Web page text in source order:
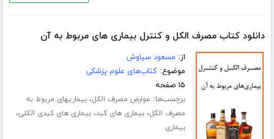
دانلود کتاب مصرف الکل و کنترل بیماری های مربوط به آن
از: مسعود سیاوش
موضوع:کتاب‌های علوم پزشکی
۱۵ صفحه
برچسب‌ها: عوارض مصرف الکل،بیماریهای مربوط به
مصرف الکل،بیماری های کبد،بیماری های کبدی الکلی،
بیماری